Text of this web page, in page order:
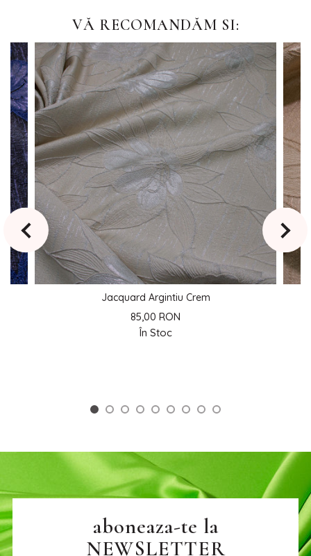
VĂ RECOMANDĂM SI:
Jacquard Argintiu Crem
85,00 RON
În Stoc
aboneaza-te la
NEWSLETTER